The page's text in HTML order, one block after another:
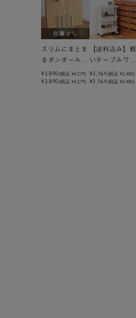
在庫なし
スリムにまとま
るダンボールス
トッカー ホワ
イト
¥3,890(税込 ¥4,279)
¥3,890(税込 ¥4,279)
【送料込み】軽
いテーブルワゴ
ン3段
¥3,164(税込 ¥3,480)
¥3,164(税込 ¥3,480)